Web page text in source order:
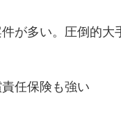
が多い。圧倒的大
任保険も強い